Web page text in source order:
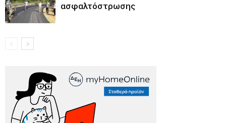
ασφαλτόστρωσης